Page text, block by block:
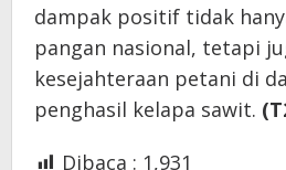
dampak positif tidak
pangan nasional, tetapi
kesejahteraan petani di
penghasil kelapa sawit.
Dibaca : 1,931